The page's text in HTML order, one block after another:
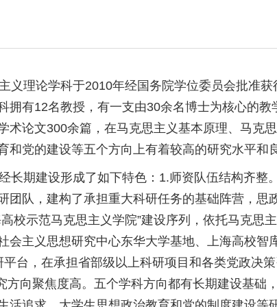
理论学科于2010年经国务院学位委员会批准获
拥有12名教授，有一支由30余名博士为核心的
术论文300余篇，在马克思主义基本原理、马克
和党的建设等五个方向上有着较高的研究水平和
期建设形成了如下特色：1.师资队伍结构齐整
团队，建构了承担重大科研任务的基础阵营，
高校示范马克思主义学院”建设序列，依托马克思
会主义思想研究中心东华大学基地、上海高校智
平台，在承担省部级以上科研项目和各类党政决
方向聚焦度高。五个学科方向都有长期建设基础